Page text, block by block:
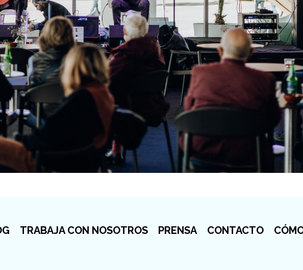
TRABAJA CON NOSOTROS PRENSA CONTACTO